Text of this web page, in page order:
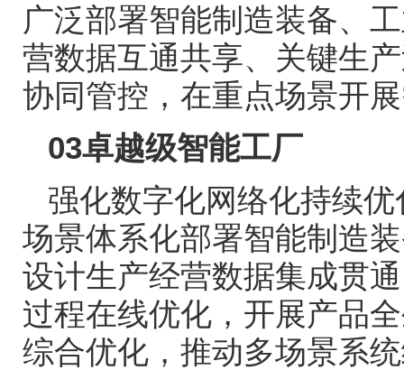
广泛部署智能制造装备、
营数据互通共享、关键生
协同管控，在重点场景开
03卓越级智能工厂
强化数字化网络化持续
场景体系化部署智能制造
设计生产经营数据集成贯
过程在线优化，开展产品
综合优化，推动多场景系